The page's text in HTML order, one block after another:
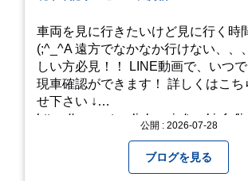
車両を見に行きたいけど見に行く時
(;^_^A 遠方でなかなか行けない、、
しい方必見！！ LINE動画で、いつ
現車確認ができます！ 詳しくはこち
せ下さい ↓
https://www.steerlink.co.jp/truckinfo/
公開 : 2026-07-28
ブログを見る